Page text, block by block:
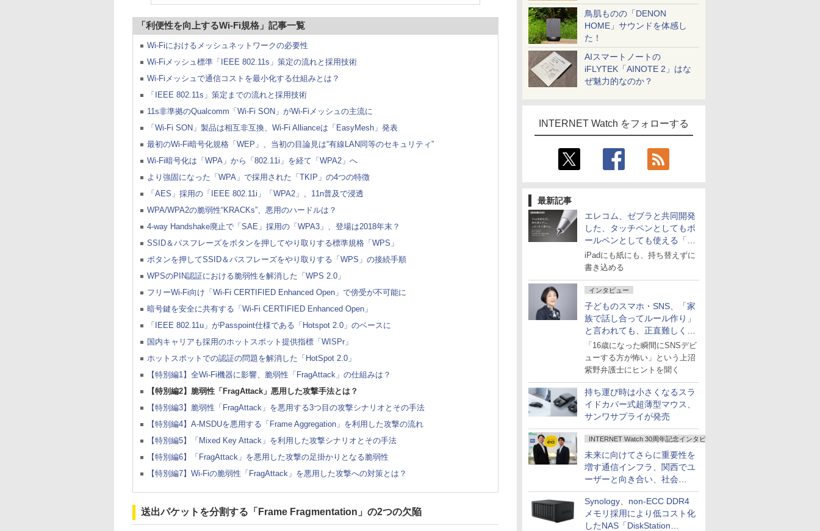
鳥肌ものの「DENON
HOME」サウンドを体感し
た！
AIスマートノートの
iFLYTEK「AINOTE 2」はな
ぜ魅力的なのか？
INTERNET Watch をフォローする
最新記事
エレコム、ゼブラと共同開発
した、タッチペンとしてもボ
ールペンとしても使える「ス
タイラスツーウェイ」発売
iPadにも紙にも、持ち替えずに
書き込める
インタビュー
子どものスマホ・SNS、「家
族で話し合ってルール作り」
と言われても、正直難しくな
いですか？
「16歳になった瞬間にSNSデビ
ューする方が怖い」という上沼
紫野弁護士にヒントを聞く
持ち運び時は小さくなるスラ
イドカバー式超薄型マウス、
サンワサプライが発売
INTERNET Watch 30周年記念インタビュー
未来に向けてさらに重要性を
増す通信インフラ、関西でユ
ーザーと向き合い、社会
の“あたらしい”を起動し続け
る～オプテージ
Synology、non-ECC DDR4
メモリ採用により低コスト化
したNAS「DiskStation
「利便性を向上するWi-Fi規格」記事一覧
Wi-Fiにおけるメッシュネットワークの必要性
Wi-Fiメッシュ標準「IEEE 802.11s」策定の流れと採用技術
Wi-Fiメッシュで通信コストを最小化する仕組みとは？
「IEEE 802.11s」策定までの流れと採用技術
11s非準拠のQualcomm「Wi-Fi SON」がWi-Fiメッシュの主流に
「Wi-Fi SON」製品は相互非互換、Wi-Fi Allianceは「EasyMesh」発表
最初のWi-Fi暗号化規格「WEP」、当初の目論見は“有線LAN同等のセキュリティ”
Wi-Fi暗号化は「WPA」から「802.11i」を経て「WPA2」へ
より強固になった「WPA」で採用された「TKIP」の4つの特徴
「AES」採用の「IEEE 802.11i」「WPA2」、11n普及で浸透
WPA/WPA2の脆弱性“KRACKs”、悪用のハードルは？
4-way Handshake廃止で「SAE」採用の「WPA3」、登場は2018年末？
SSID＆パスフレーズをボタンを押してやり取りする標準規格「WPS」
ボタンを押してSSID＆パスフレーズをやり取りする「WPS」の接続手順
WPSのPIN認証における脆弱性を解消した「WPS 2.0」
フリーWi-Fi向け「Wi-Fi CERTIFIED Enhanced Open」で傍受が不可能に
暗号鍵を安全に共有する「Wi-Fi CERTIFIED Enhanced Open」
「IEEE 802.11u」がPasspoint仕様である「Hotspot 2.0」のベースに
国内キャリアも採用のホットスポット提供指標「WISPr」
ホットスポットでの認証の問題を解消した「HotSpot 2.0」
【特別編1】全Wi-Fi機器に影響、脆弱性「FragAttack」の仕組みは？
【特別編2】脆弱性「FragAttack」悪用した攻撃手法とは？
【特別編3】脆弱性「FragAttack」を悪用する3つ目の攻撃シナリオとその手法
【特別編4】A-MSDUを悪用する「Frame Aggregation」を利用した攻撃の流れ
【特別編5】「Mixed Key Attack」を利用した攻撃シナリオとその手法
【特別編6】「FragAttack」を悪用した攻撃の足掛かりとなる脆弱性
【特別編7】Wi-Fiの脆弱性「FragAttack」を悪用した攻撃への対策とは？
送出パケットを分割する「Frame Fragmentation」の2つの欠陥